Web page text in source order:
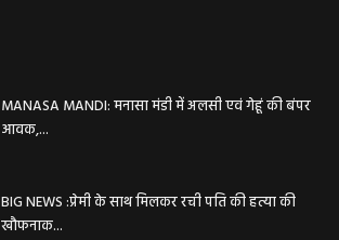
MANASA MANDI: मनासा मंडी में अलसी एवं गेहूं की बंपर
आवक,...
BIG NEWS :प्रेमी के साथ मिलकर रची पति की हत्या की
खौफनाक...